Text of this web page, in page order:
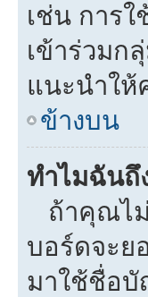
เช่น การ
เข้าร่วมก
แนะนำใ
ข้างบน
ทำไมฉันถึ
ถ้าคุณไม่
บอร์ดจะย
มาใช้ชื่อ